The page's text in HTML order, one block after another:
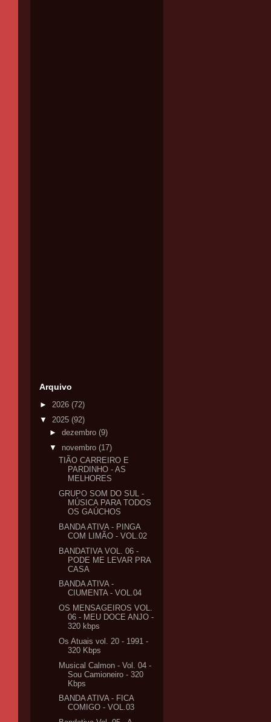
Arquivo
► 2026 (72)
▼ 2025 (92)
► dezembro (9)
▼ novembro (17)
TIÃO CARREIRO E
PARDINHO - AS
MELHORES
GRUPO SOM DO SUL -
MÚSICA PARA TODOS
OS GAÚCHOS
BANDA ATIVA - PINGA
COM LIMÃO - VOL.02
BANDATIVA VOL. 06 -
PODE ME LEVAR PRA
CASA
BANDA ATIVA -
CIUMENTA - VOL.04
OS MENSAGEIROS VOL.
06 - MEU DOCE ANJO -
320 kbps
Os Atuais vol. 20 - 1991 -
320 Kbps
Musical Calmon - Vol. 04 -
Sou Camioneiro - 320
Kbps
BANDA ATIVA - FICA
COMIGO - VOL.03